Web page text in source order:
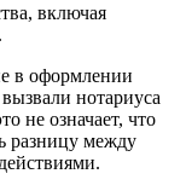
включая
в оформлении
нотариуса
не означает, что
разницу между